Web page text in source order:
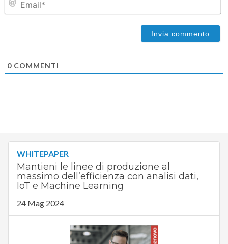
0COMMENTI
WHITEPAPER
Mantieni le linee di produzione al
massimo dell’efficienza con analisi dati,
IoT e Machine Learning
24 Mag 2024